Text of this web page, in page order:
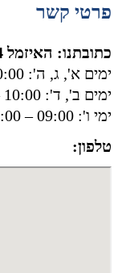
פרטי קשר
כתובתנו: האיזמל 4 נס ציונה
ימים א', ג, ה': 10:00 – 19:00
ימים ב', ד': 10:00 – 18:00
ימי ו': 09:00 – 13:00
טלפון: